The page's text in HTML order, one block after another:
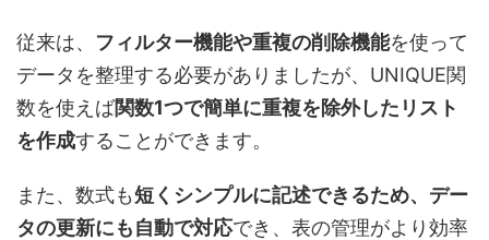
従来は、 フィルター機能や重複の削除機能を使って
データを整理する必要がありましたが、UNIQUE関
数を使えば関数1つで簡単に重複を除外したリスト
を作成することができます。
また、数式も短くシンプルに記述できるため、デー
タの更新にも自動で対応でき、表の管理がより効率